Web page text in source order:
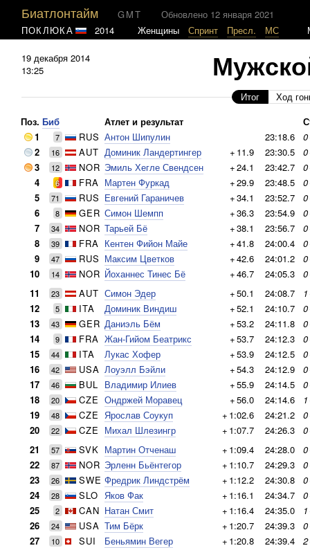
Биатлонтайм GMT
Обновлено 12 января 2021
ПОКЛЮКА
2014 Женщины Спринт Пресл. МС
19 декабря 2014
13:25
Итог
Ход
Поз. Биб Атлет и результат
1
7 RUS Антон Шипулин 23:18.6 0
2
16 AUT Доминик Ландертингер + 11.9 23:30.5 0
3
12 NOR Эмиль Хегле Свендсен +24.1 23:42.7 0
4
6 FRA Мартен Фуркад +29.9 23:48.5 0
5
71 RUS Евгений Гараничев +34.1 23:52.7 0
6
8 GER Симон Шемпп +36.3 23:54.9 0
7
34 NOR Тарьей Бё +38.1 23:56.7 0
8
39 FRA Кентен Фийон Майе +41.8 24:00.4 0
9
47 RUS Максим Цветков +42.6 24:01.2 0
10
14 NOR Йоханнес Тинес Бё +46.7 24:05.3 0
11
23 AUT Симон Эдер +50.1 24:08.7 1
12
5 ITA Доминик Виндиш +52.1 24:10.7 0
13
43 GER Даниэль Бём +53.2 24:11.8 0
14
9 FRA Жан-Гийом Беатрикс +53.7 24:12.3 0
15
44 ITA Лукас Хофер +53.9 24:12.5 0
16
42 USA Лоуэлл Бэйли +54.3 24:12.9 0
17
46 BUL Владимир Илиев +55.9 24:14.5 0
18
20 CZE Ондржей Моравец +56.0 24:14.6 1
19
48 CZE Ярослав Соукуп + 1:02.6 24:21.2 0
20
22 CZE Михал Шлезингр + 1:07.7 24:26.3 0
21
57 SVK Мартин Отченаш + 1:09.4 24:28.0 0
22
87 NOR Эрленн Бьёнтегор + 1:10.7 24:29.3 0
23
26 SWE Фредрик Линдстрём + 1:12.2 24:30.8 0
24
28 SLO Яков Фак + 1:16.1 24:34.7 0
25
2 CAN Натан Смит + 1:16.4 24:35.0 1
26
24 USA Тим Бёрк + 1:20.7 24:39.3 0
27
10 SUI Беньямин Вегер + 1:20.8 24:39.4 2